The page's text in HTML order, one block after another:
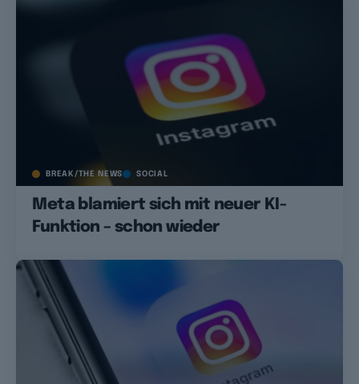
BREAK/THE NEWS SOCIAL
Meta blamiert sich mit neuer KI-
Funktion – schon wieder